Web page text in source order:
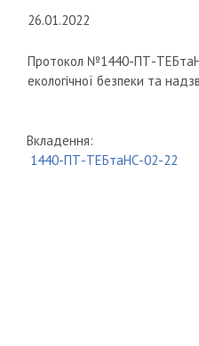
26.01.2022
Протокол №1440-ПТ-
екологічної безпеки та
Вкладення:
1440-ПТ-ТЕБтаНС-02-22